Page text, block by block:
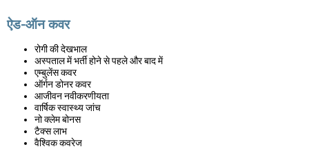
ऐड-ऑन कवर
रोगी की देखभाल
अस्पताल में भर्ती होने से पहले और बाद में
एम्बुलेंस कवर
ऑर्गन डोनर कवर
आजीवन नवीकरणीयता
वार्षिक स्वास्थ्य जांच
नो क्लेम बोनस
टैक्स लाभ
वैश्विक कवरेज